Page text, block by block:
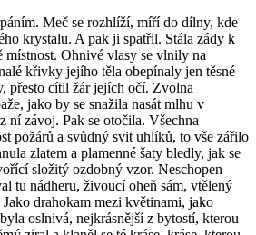
Meč se rozhlíží, míří do dílny, kde
krystalu. A pak ji spatřil. Stála zády k
místnost. Ohnivé vlasy se vlnily na
křivky jejího těla obepínaly jen těsné
přesto cítil žár jejích očí. Zvolna
jako by se snažila nasát mlhu v
ní závoj. Pak se otočila. Všechna
požárů a svůdný svit uhlíků, to vše zářilo
zlatem a plamenné šaty bledly, jak se
složitý ozdobný vzor. Neschopen
tu nádheru, živoucí oheň sám, vtělený
drahokam mezi květinami, jako
oslnivá, nejkrásnější z bytostí, kterou